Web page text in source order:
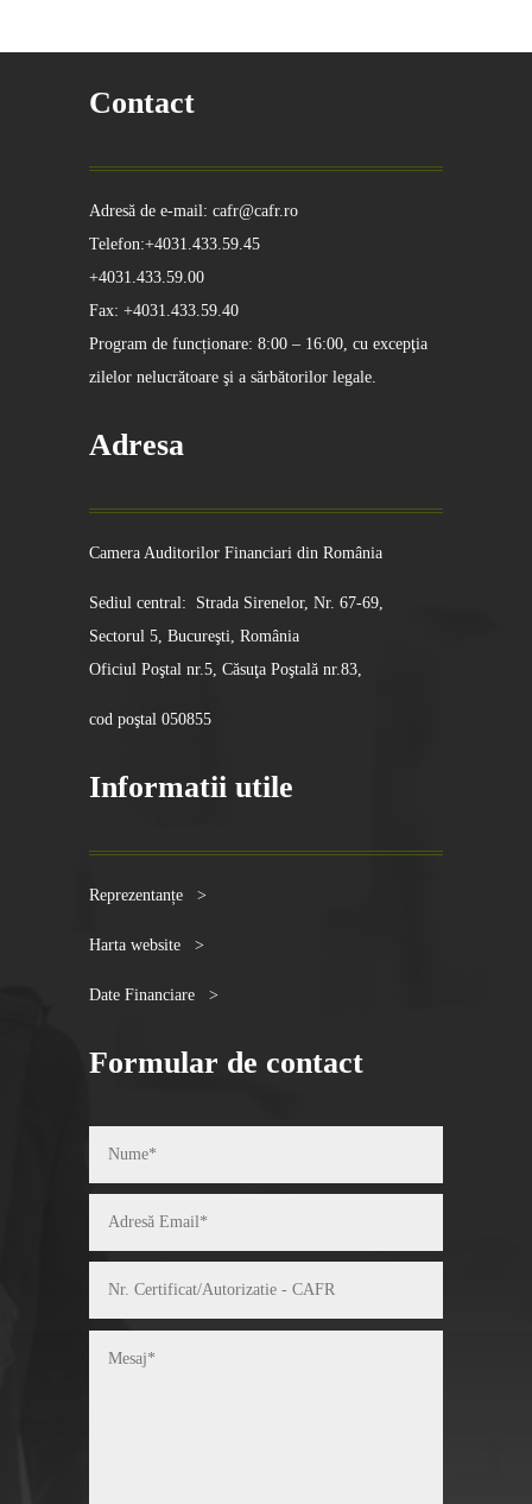
Contact
Adresă de e-mail: cafr@cafr.ro
Telefon:+4031.433.59.45
+4031.433.59.00
Fax: +4031.433.59.40
Program de funcționare: 8:00 – 16:00, cu excepţia
zilelor nelucrătoare şi a sărbătorilor legale.
Adresa
Camera Auditorilor Financiari din România
Sediul central: Strada Sirenelor, Nr. 67-69,
Sectorul 5, Bucureşti, România
Oficiul Poştal nr.5, Căsuţa Poştală nr.83,
cod poştal 050855
Informatii utile
Reprezentanțe >
Harta website >
Date Financiare >
Formular de contact